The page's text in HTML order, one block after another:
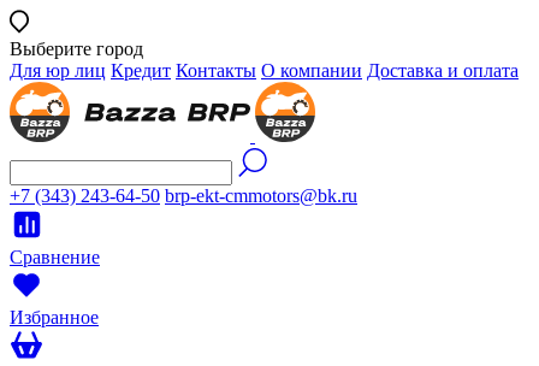
Выберите город
Для юр лиц Кредит Контакты О компании Доставка и оплата
+7 (343) 243-64-50 brp-ekt-cmmotors@bk.ru
Сравнение
Избранное